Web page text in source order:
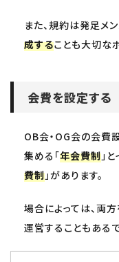
また、規約は発足メ
成することも大切な
会費を設定する
OB会・OG会の会費
集める「年会費制」
費制」があります。
場合によっては、両
運営することもあるで